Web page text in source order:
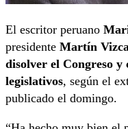
El escritor peruano
presidente Martín
disolver el Congreso y
legislativos, según el
publicado el domingo.